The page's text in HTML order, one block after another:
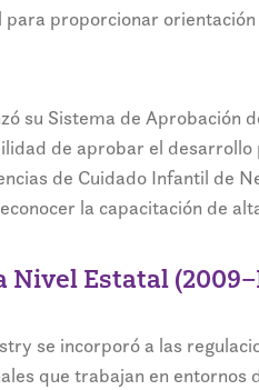
para proporcionar
su Sistema de Aprobación
de aprobar el desarrollo
de Cuidado Infantil de
la capacitación de
Nivel Estatal
se incorporó a las
que trabajan en entornos